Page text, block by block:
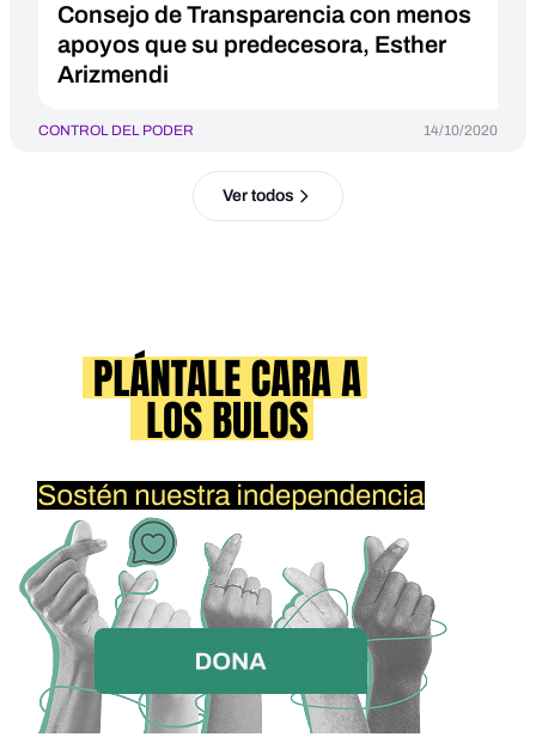
Consejo de Transparencia con menos
apoyos que su predecesora, Esther
Arizmendi
CONTROL DEL PODER 14/10/2020
Ver todos